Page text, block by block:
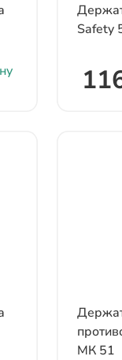
Safety
МК 51